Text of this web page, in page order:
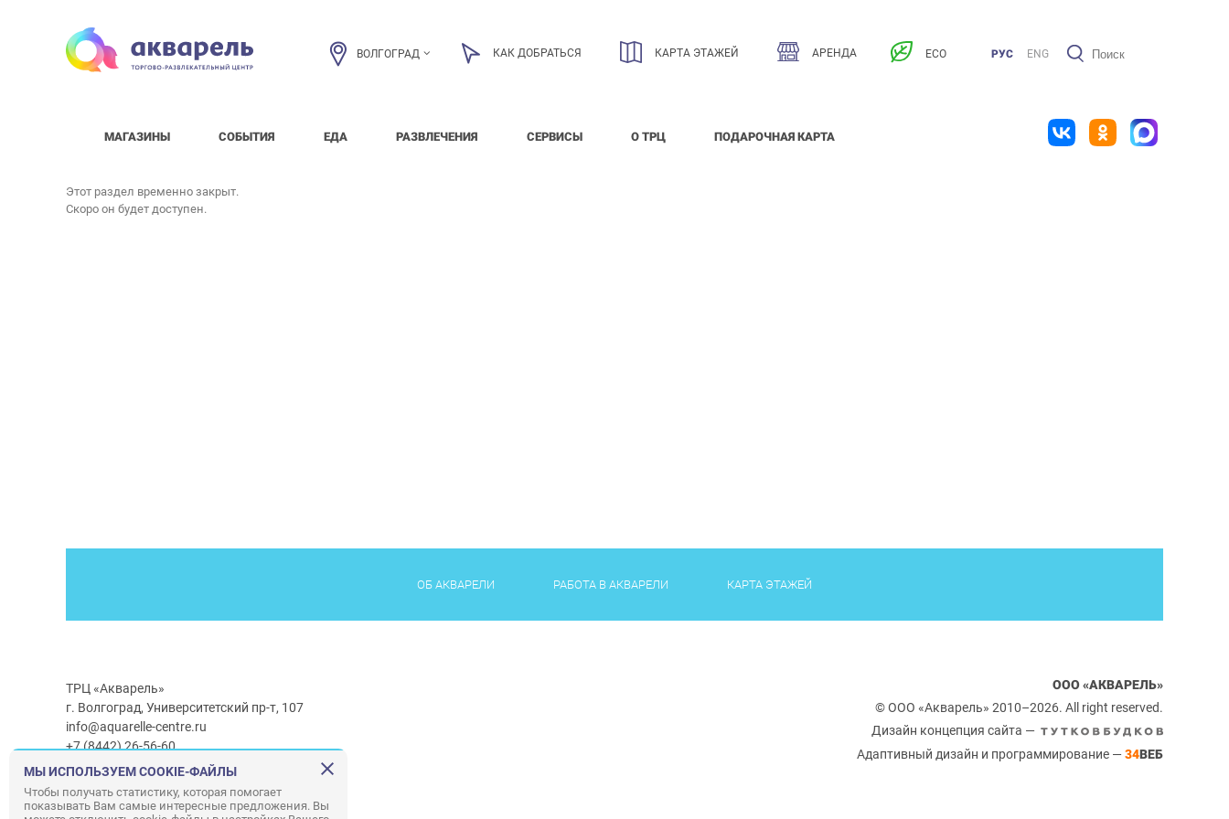
ВОЛГОГРАД КАК ДОБРАТЬСЯ КАРТА ЭТАЖЕЙ АРЕНДА ECO РУС ENG
МАГАЗИНЫ СОБЫТИЯ ЕДА РАЗВЛЕЧЕНИЯ СЕРВИСЫ О ТРЦ ПОДАРОЧНАЯ КАРТА
Этот раздел временно закрыт.
Скоро он будет доступен.
ОБ АКВАРЕЛИ РАБОТА В АКВАРЕЛИ КАРТА ЭТАЖЕЙ
ТРЦ «Акварель»
г. Волгоград, Университетский пр-т, 107
info@aquarelle-centre.ru
+7 (8442) 26-56-60
Часы работы ТРЦ: с 10:00 до 22:00
Часы работы г/м Ашан:с 08:00 до 23:00
ООО «АКВАРЕЛЬ»
© ООО «Акварель» 2010–2026. All right reserved.
Дизайн концепция сайта —
Адаптивный дизайн и программирование — 34ВЕБ
МЫ ИСПОЛЬЗУЕМ COOKIE-ФАЙЛЫ
Чтобы получать статистику, которая помогает
показывать Вам самые интересные предложения. Вы